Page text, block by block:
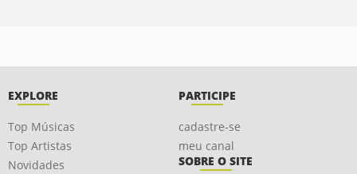
EXPLORE
Top Músicas
Top Artistas
Novidades
PARTICIPE
cadastre-se
meu canal
SOBRE O SITE